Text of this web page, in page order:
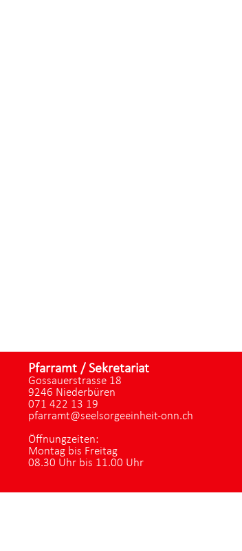
Pfarramt / Sekretariat
Gossauerstrasse 18
9246 Niederbüren
071 422 13 19
pfarramt@seelsorgeeinheit-onn.ch
Öffnungzeiten:
Montag bis Freitag
08.30 Uhr bis 11.00 Uhr